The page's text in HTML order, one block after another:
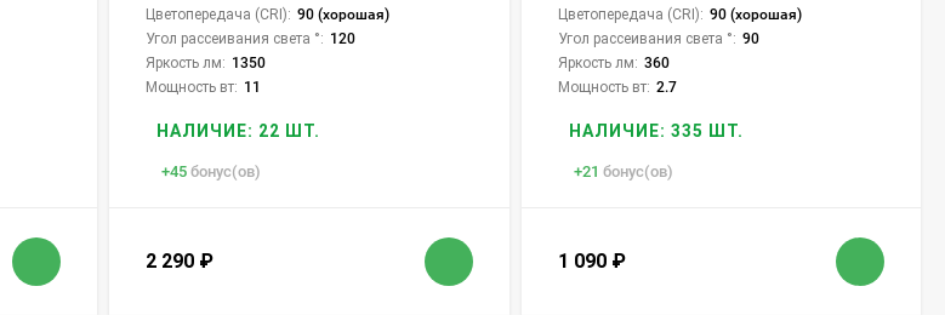
Цветопередача (CRI): 90 (хорошая)
Угол рассеивания света °: 120
Яркость лм: 1350
Мощность вт: 11
НАЛИЧИЕ: 22 ШТ.
+45 бонус(ов)
2 290 ₽
Цветопередача (CRI): 90 (хорошая)
Угол рассеивания света °: 90
Яркость лм: 360
Мощность вт: 2.7
НАЛИЧИЕ: 335 ШТ.
+21 бонус(ов)
1 090 ₽